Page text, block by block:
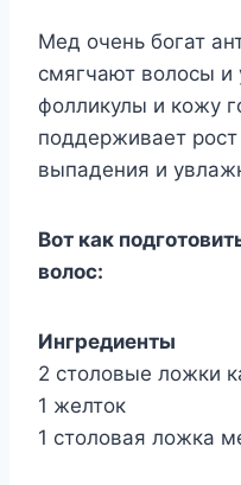
Мед очень богат
смягчают волосы и
фолликулы и кожу
поддерживает
выпадения и
Вот как
волос:
Ингредиенты
2 столовые ложки
1 желток
1 столовая ложка